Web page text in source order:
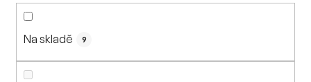
n
Na skladě 9